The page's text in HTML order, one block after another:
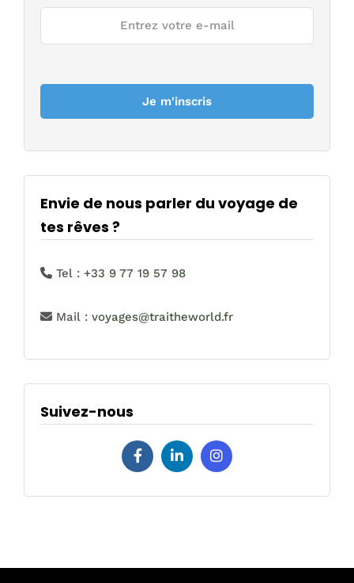
Envie de nous parler du voyage de
tes rêves ?
Tel : +33 9 77 19 57 98
Mail : voyages@traitheworld.fr
Suivez-nous